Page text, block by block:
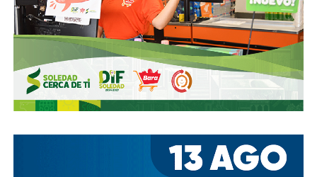
ARTÍCULOS RELACIONADOS:
Ricardo Monreal anuncia posibles cambios en la Ley
del Infonavit
NO TE PIERDAS
días de gobierno